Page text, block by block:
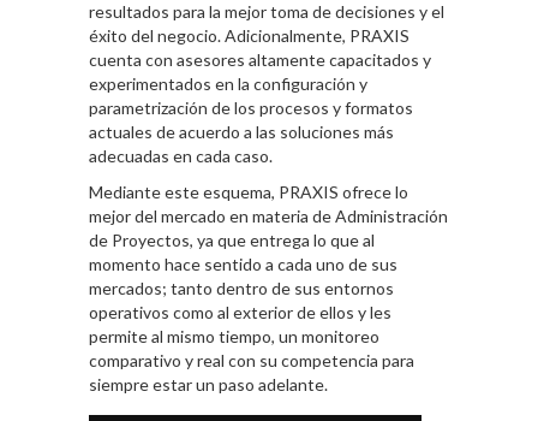
resultados para la mejor toma de decisiones y el
éxito del negocio. Adicionalmente, PRAXIS
cuenta con asesores altamente capacitados y
experimentados en la configuración y
parametrización de los procesos y formatos
actuales de acuerdo a las soluciones más
adecuadas en cada caso.
Mediante este esquema, PRAXIS ofrece lo
mejor del mercado en materia de Administración
de Proyectos, ya que entrega lo que al
momento hace sentido a cada uno de sus
mercados; tanto dentro de sus entornos
operativos como al exterior de ellos y les
permite al mismo tiempo, un monitoreo
comparativo y real con su competencia para
siempre estar un paso adelante.